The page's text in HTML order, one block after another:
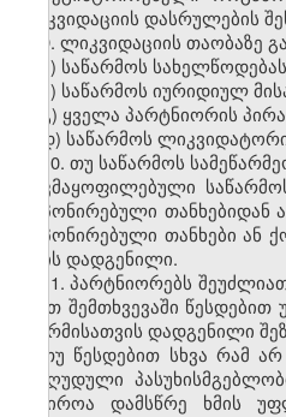
ლიკვიდაციის დასრულების
9. ლიკვიდაციის თაობაზე
ა) საწარმოს
ბ) საწარმოს იურიდიულ
გ) ყველა პარტნიორის
დ) საწარმოს
10. თუ საწარმოს
დაკმაყოფილებული
დეპონირებული თანხებიდან
დეპონირებული თანხები
არის დადგენილი.
11. პარტნიორებს
ასეთ შემთხვევაში
ფორმისათვის დადგენილი
თუ წესდებით სხვა რამ
შეზღუდული
საჭიროა დამსწრე ხმის